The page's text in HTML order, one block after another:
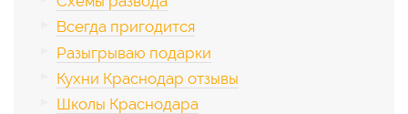
Всегда пригодится
Разыгрываю подарки
Кухни Краснодар отзывы
Школы Краснодара